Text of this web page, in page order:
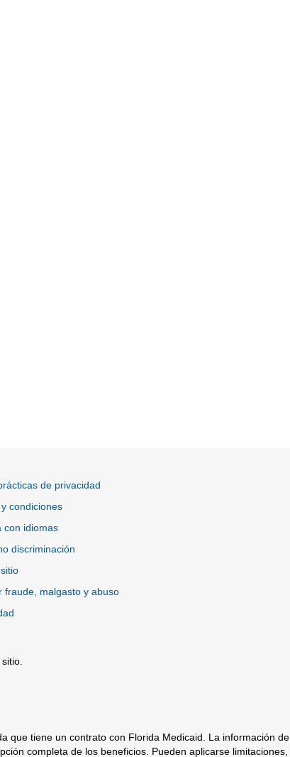
de privacidad
condiciones
con idiomas
discriminación
fraude, malgasto y abuso
que tiene un contrato con Florida Medicaid. La información de
completa de los beneficios. Pueden aplicarse limitaciones,